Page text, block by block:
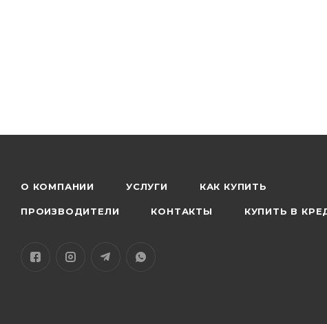
О КОМПАНИИ УСЛУГИ КАК КУПИТЬ
ПРОИЗВОДИТЕЛИ КОНТАКТЫ КУПИТЬ В